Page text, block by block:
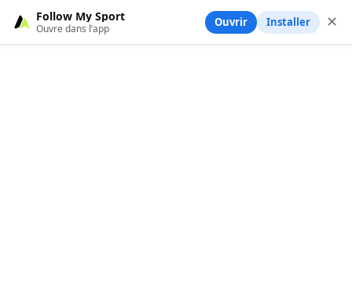
Follow My Sport
Ouvre dans l’app Ouvrir Installer ✕